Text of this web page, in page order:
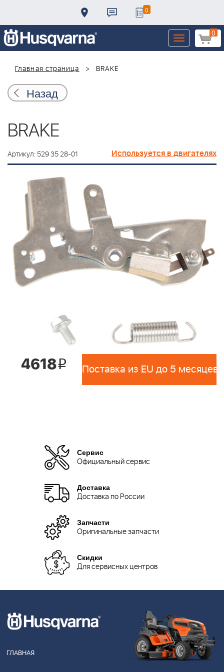
0
0
Toggle
navigation
Главная страница
BRAKE
Назад
BRAKE
Артикул: 529 35 28-01 Используется в двигателях
4618i Поставка из EU до 5 месяцев
Сервис
Официальный сервис
Доставка
Доставка по России
Запчасти
Оригинальные запчасти
Скидки
Для сервисных центров
ГЛАВНАЯ